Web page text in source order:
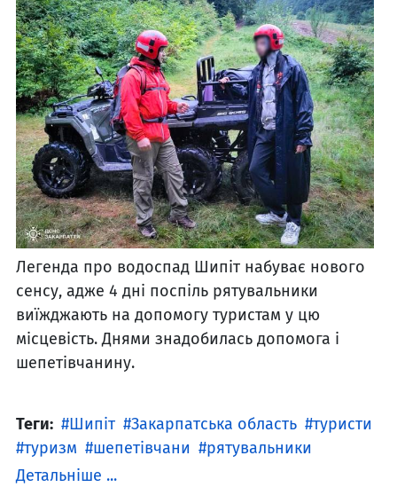
Легенда про водоспад Шипіт набуває нового
сенсу, адже 4 дні поспіль рятувальники
виїжджають на допомогу туристам у цю
місцевість. Днями знадобилась допомога і
шепетівчанину.
Теги: Шипіт Закарпатська область
туристи
туризм
шепетівчани
рятувальники
Детальніше ...